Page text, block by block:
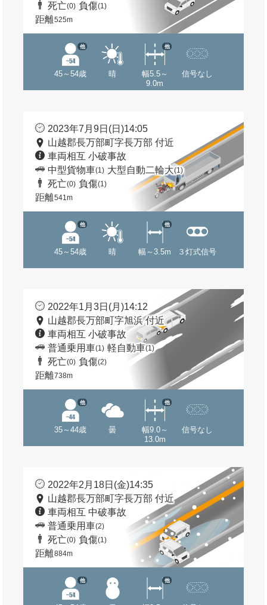
死亡(0) 負傷(1)
距離525m
45～54歳
他
晴
幅5.5～
9.0m
他
信号なし
2023年7月9日(日)14:05
山越郡長万部町字長万部 付近
車両相互 小破事故
中型貨物車(1) 大型自動二輪大(1)
死亡(0) 負傷(1)
距離541m
45～54歳
他
晴 幅～3.5m
他
３灯式信号
2022年1月3日(月)14:12
山越郡長万部町字旭浜 付近
車両相互 小破事故
普通乗用車(1) 軽自動車(1)
死亡(0) 負傷(2)
距離738m
35～44歳
他
曇
幅9.0～
13.0m
他
信号なし
2022年2月18日(金)14:35
山越郡長万部町字長万部 付近
車両相互 中破事故
普通乗用車(2)
死亡(0) 負傷(1)
距離884m
他 他